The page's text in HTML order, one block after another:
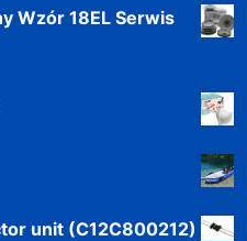
Wzór 18EL Serwis
unit (C12C800212)